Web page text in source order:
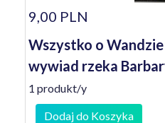
9,00 PLN
Wszystko o
wywiad rzeka
1 produkt/y
Dodaj do Koszyka